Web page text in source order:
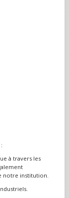
à travers les
notre institution.